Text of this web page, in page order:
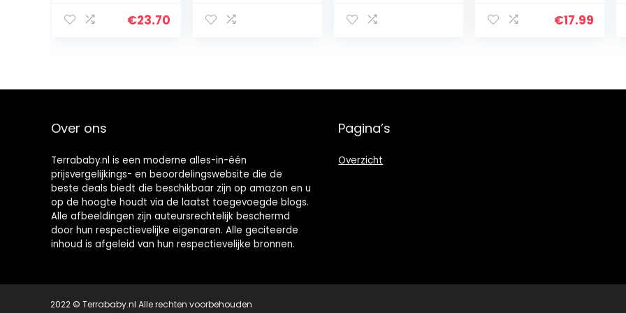
Koester de
€23.70
Set –
Geschenk für die
Size Ink Pads en
6 Maanden
baby hand en
verpakkingen
€17.99
Over ons
Terrababy.nl is een moderne alles-in-één
prijsvergelijkings- en beoordelingswebsite die de
beste deals biedt die beschikbaar zijn op amazon en u
op de hoogte houdt via de laatst toegevoegde blogs.
Alle afbeeldingen zijn auteursrechtelijk beschermd
door hun respectievelijke eigenaren. Alle geciteerde
inhoud is afgeleid van hun respectievelijke bronnen.
Pagina’s
Overzicht
2022 © Terrababy.nl Alle rechten voorbehouden